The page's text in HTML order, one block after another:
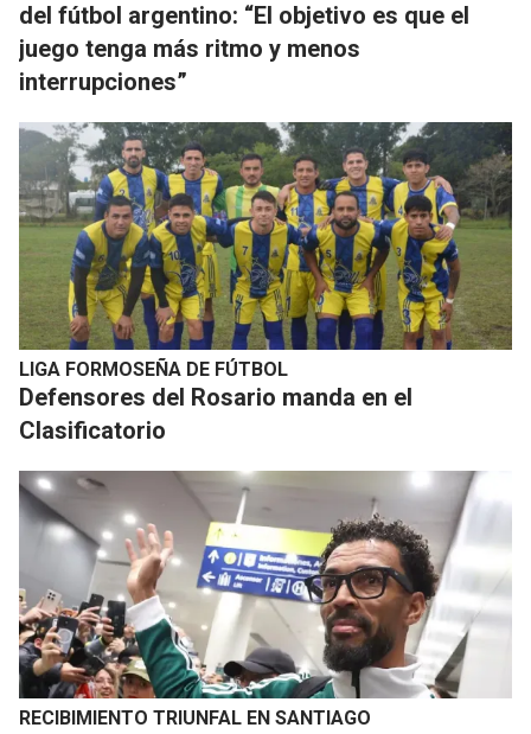
del fútbol argentino: “El objetivo es que el
juego tenga más ritmo y menos
interrupciones”
LIGA FORMOSEÑA DE FÚTBOL
Defensores del Rosario manda en el
Clasificatorio
RECIBIMIENTO TRIUNFAL EN SANTIAGO